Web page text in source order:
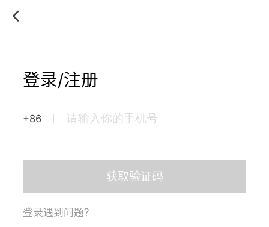
登录/注册
+86
获取验证码
登录遇到问题？